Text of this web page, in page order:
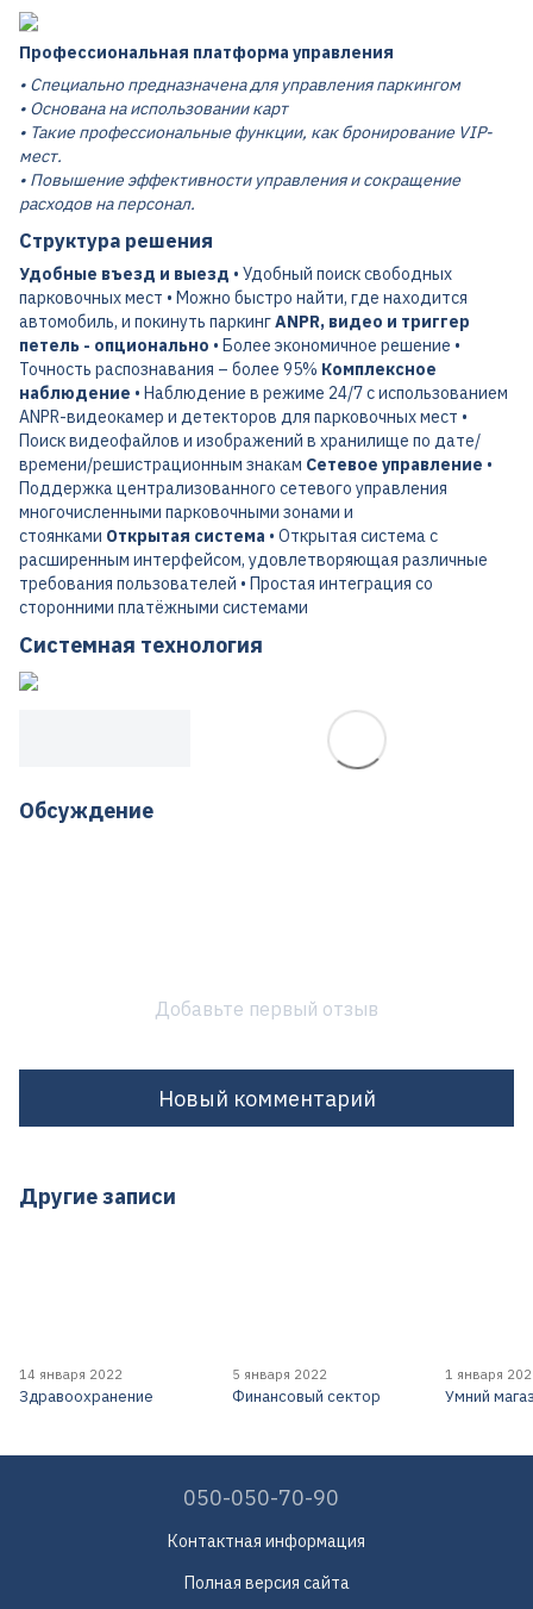
Профессиональная платформа управления
• Специально предназначена для управления паркингом
• Основана на использовании карт
• Такие профессиональные функции, как бронирование VIP-
мест.
• Повышение эффективности управления и сокращение
расходов на персонал.
Структура решения
Удобные въезд и выезд • Удобный поиск свободных
парковочных мест • Можно быстро найти, где находится
автомобиль, и покинуть паркингANPR, видео и триггер
петель - опционально • Более экономичное решение •
Точность распознавания – более 95% Комплексное
наблюдение • Наблюдение в режиме 24/7 с использованием
ANPR-видеокамер и детекторов для парковочных мест •
Поиск видеофайлов и изображений в хранилище по дате/
времени/решистрационным знакам Сетевое управление •
Поддержка централизованного сетевого управления
многочисленными парковочными зонами и
стоянками Открытая система • Открытая система с
расширенным интерфейсом, удовлетворяющая различные
требования пользователей • Простая интеграция со
сторонними платёжными системами
Системная технология
Обсуждение
Добавьте первый отзыв
Новый комментарий
Другие записи
14 января 2022
Здравоохранение
5 января 2022
Финансовый сектор
1 января
Умний
050-050-70-90
Контактная информация
Полная версия сайта